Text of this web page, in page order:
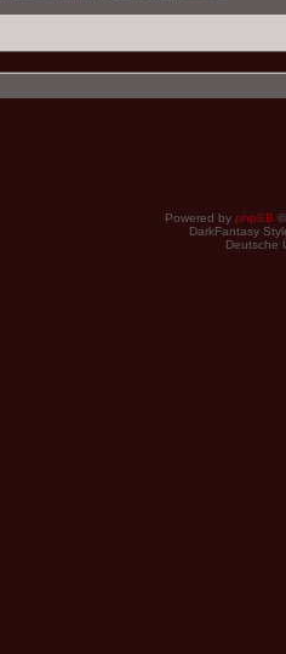
Powered by phpBB
DarkFantasy
Deutsche